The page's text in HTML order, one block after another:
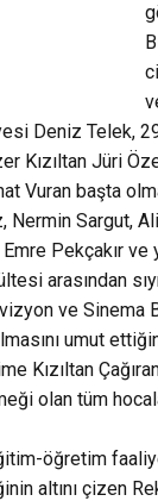
Deniz Telek,
Kızıltan Jüri
Vuran başta
Nermin Sargut,
Pekçakır
arasından
ve Sinema
umut
Kızıltan
olan tüm
öğretim
altını çizen